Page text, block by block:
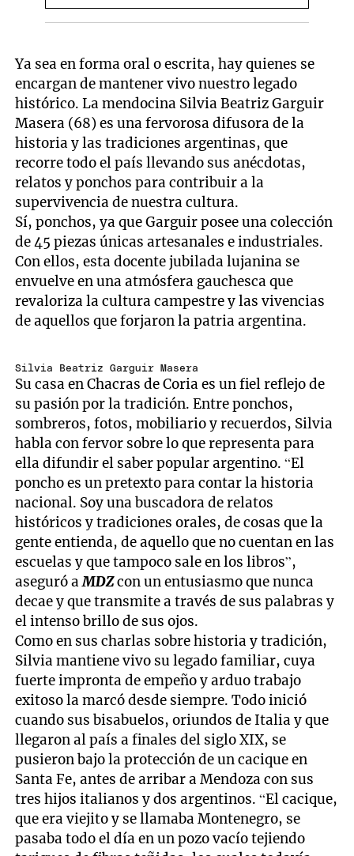
Ya sea en forma oral o escrita, hay quienes se
encargan de mantener vivo nuestro legado
histórico. La mendocina Silvia Beatriz Garguir
Masera (68) es una fervorosa difusora de la
historia y las tradiciones argentinas, que
recorre todo el país llevando sus anécdotas,
relatos y ponchos para contribuir a la
supervivencia de nuestra cultura.
Sí, ponchos, ya que Garguir posee una colección
de 45 piezas únicas artesanales e industriales.
Con ellos, esta docente jubilada lujanina se
envuelve en una atmósfera gauchesca que
revaloriza la cultura campestre y las vivencias
de aquellos que forjaron la patria argentina.
Silvia Beatriz Garguir Masera
Su casa en Chacras de Coria es un fiel reflejo de
su pasión por la tradición. Entre ponchos,
sombreros, fotos, mobiliario y recuerdos, Silvia
habla con fervor sobre lo que representa para
ella difundir el saber popular argentino. “El
poncho es un pretexto para contar la historia
nacional. Soy una buscadora de relatos
históricos y tradiciones orales, de cosas que la
gente entienda, de aquello que no cuentan en las
escuelas y que tampoco sale en los libros”,
aseguró aMDZcon un entusiasmo que nunca
decae y que transmite a través de sus palabras y
el intenso brillo de sus ojos.
Como en sus charlas sobre historia y tradición,
Silvia mantiene vivo su legado familiar, cuya
fuerte impronta de empeño y arduo trabajo
exitoso la marcó desde siempre. Todo inició
cuando sus bisabuelos, oriundos de Italia y que
llegaron al país a finales del siglo XIX, se
pusieron bajo la protección de un cacique en
Santa Fe, antes de arribar a Mendoza con sus
tres hijos italianos y dos argentinos. “El cacique,
que era viejito y se llamaba Montenegro, se
pasaba todo el día en un pozo vacío tejiendo